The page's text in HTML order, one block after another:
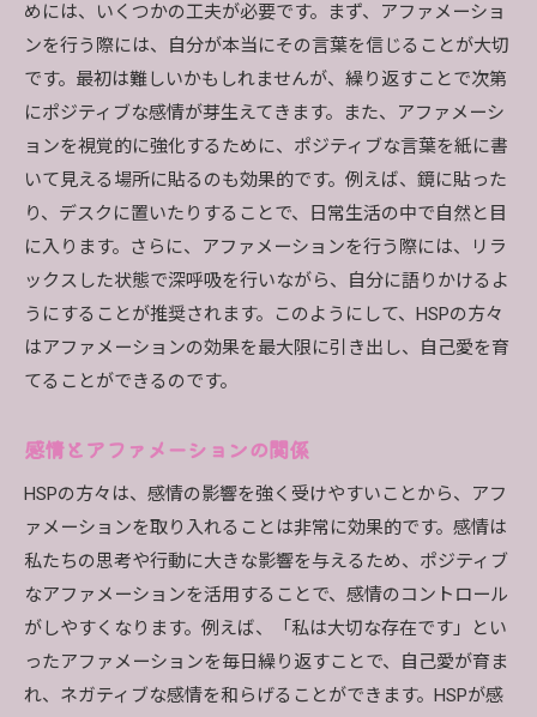
めには、いくつかの工夫が必要です。まず、アファメーショ
ンを行う際には、自分が本当にその言葉を信じることが大切
です。最初は難しいかもしれませんが、繰り返すことで次第
にポジティブな感情が芽生えてきます。また、アファメーシ
ョンを視覚的に強化するために、ポジティブな言葉を紙に書
いて見える場所に貼るのも効果的です。例えば、鏡に貼った
り、デスクに置いたりすることで、日常生活の中で自然と目
に入ります。さらに、アファメーションを行う際には、リラ
ックスした状態で深呼吸を行いながら、自分に語りかけるよ
うにすることが推奨されます。このようにして、HSPの方々
はアファメーションの効果を最大限に引き出し、自己愛を育
てることができるのです。
感情とアファメーションの関係
HSPの方々は、感情の影響を強く受けやすいことから、アフ
ァメーションを取り入れることは非常に効果的です。感情は
私たちの思考や行動に大きな影響を与えるため、ポジティブ
なアファメーションを活用することで、感情のコントロール
がしやすくなります。例えば、「私は大切な存在です」とい
ったアファメーションを毎日繰り返すことで、自己愛が育ま
れ、ネガティブな感情を和らげることができます。HSPが感